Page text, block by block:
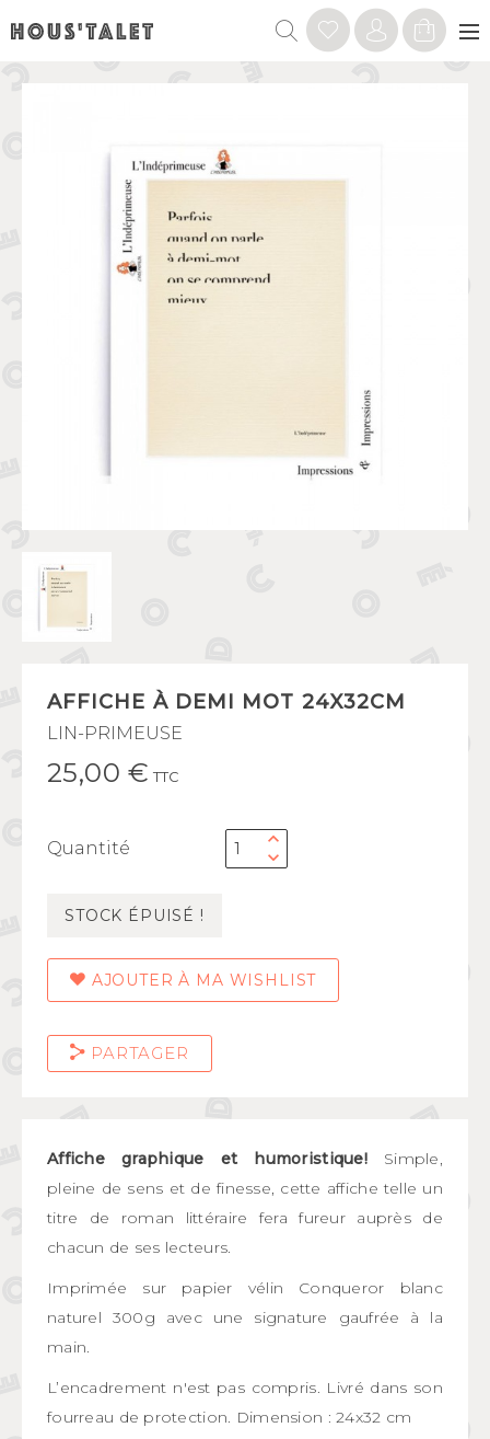
AFFICHE À DEMI MOT 24X32CM
LIN-PRIMEUSE
25,00 € TTC
Quantité
STOCK ÉPUISÉ !
AJOUTER À MA WISHLIST
PARTAGER
Affiche graphique et humoristique!Simple,
pleine de sens et de finesse, cette affiche telle un
titre de roman littéraire fera fureur auprès de
chacun de ses lecteurs.
Imprimée sur papier vélin Conqueror blanc
naturel 300g avec une signature gaufrée à la
main.
L’encadrement n'est pas compris. Livré dans son
fourreau de protection. Dimension : 24x32 cm